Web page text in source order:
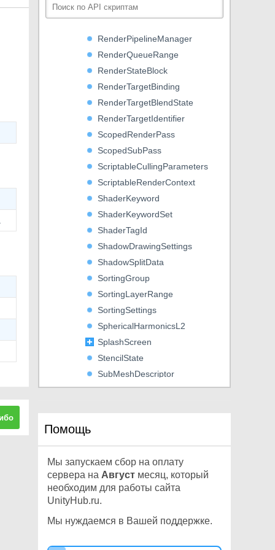
RenderPipeline
RenderPipelineManager
RenderQueueRange
RenderStateBlock
RenderTargetBinding
RenderTargetBlendState
RenderTargetIdentifier
ScopedRenderPass
ScopedSubPass
ScriptableCullingParameters
ScriptableRenderContext
ShaderKeyword
ShaderKeywordSet
ShaderTagId
ShadowDrawingSettings
ShadowSplitData
SortingGroup
SortingLayerRange
SortingSettings
SphericalHarmonicsL2
SplashScreen
StencilState
SubMeshDescriptor
SupportedRenderingFeatures
UnityEngine.SceneManagement
UnityEngine.Scripting
UnityEngine.SearchService
UnityEngine.Serialization
Помощь
Мы запускаем сбор на оплату
сервера на Август месяц, который
необходим для работы сайта
UnityHub.ru.
Мы нуждаемся в Вашей поддержке.